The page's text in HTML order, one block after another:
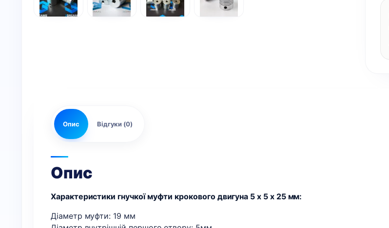
Опис Відгуки (0)
Опис
Характеристики гнучкої муфти крокового двигуна 5 x 5 x 25 мм:
Діаметр муфти: 19 мм